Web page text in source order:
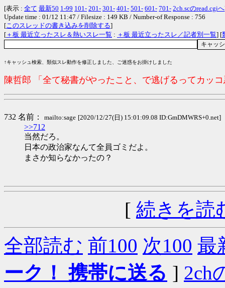
[表示 : 全て 最新50 1-99 101- 201- 301- 401- 501- 601- 701- 2ch.scのread.cgiへ
Update time : 01/12 11:47 / Filesize : 149 KB / Number-of Response : 756
[このスレッドの書き込みを削除する]
[ ＋板 最近立ったスレ＆熱いスレ一覧 : ＋板 最近立ったスレ／記者別一覧] [
↑キャッシュ検索、類似スレ動作を修正しました、ご迷惑をお掛けしました
陳哲郎 「全て秘書がやったこと、で逃げるってカッ
732 名前： mailto:sage [2020/12/27(日) 15:01:09.08 ID:GmDMWRS+0.net]
>>712
当然だろ。
日本の政治家なんて全員ゴミだよ。
まさか知らなかったの？
[ 続きを読
全部読む 前100 次100 最
ーク！ 携帯に送る ] 2ch